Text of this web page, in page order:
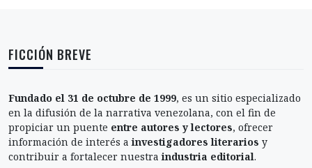
FICCIÓN BREVE
Fundado el 31 de octubre de 1999, es un sitio especializado
en la difusión de la narrativa venezolana, con el fin de
propiciar un puente entre autores y lectores, ofrecer
información de interés ainvestigadores literarios y
contribuir a fortalecer nuestraindustria editorial.